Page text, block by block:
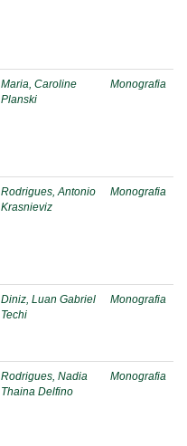
Maria, Caroline
Planski
Monografia
Rodrigues, Antonio
Krasnieviz
Monografia
Diniz, Luan Gabriel
Techi
Monografia
Rodrigues, Nadia
Thaina Delfino
Monografia